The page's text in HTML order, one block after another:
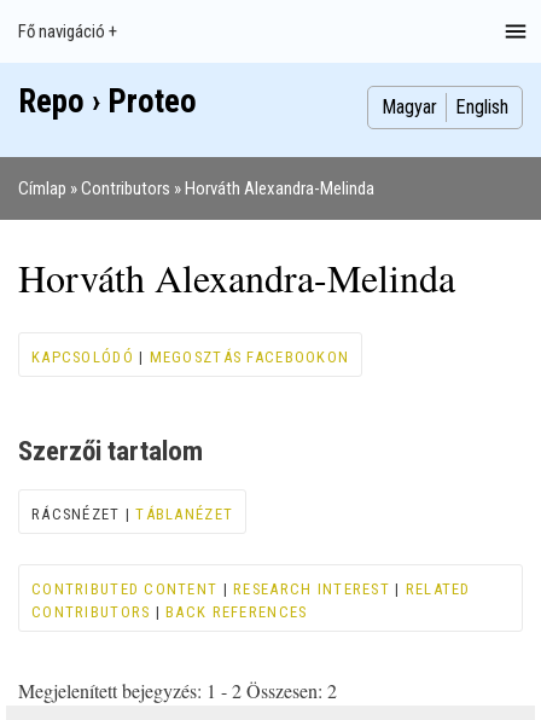
Main
navigation
Fő navigáció +
Index
Publikációk
Szakdolgozatok
Képek
Szerzők
Repo › Proteo Magyar English
Címlap Contributors Horváth Alexandra-Melinda
Horváth Alexandra-Melinda
KAPCSOLÓDÓ | MEGOSZTÁS FACEBOOKON
Szerzői tartalom
RÁCSNÉZET |TÁBLANÉZET
CONTRIBUTED CONTENT |RESEARCH INTEREST | RELATED
CONTRIBUTORS |BACK REFERENCES
Megjelenített bejegyzés: 1 - 2 Összesen: 2